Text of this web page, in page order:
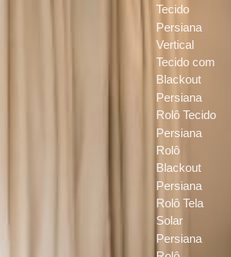
Tecido
Persiana
Vertical
Tecido com
Blackout
Persiana
Rolô Tecido
Persiana
Rolô
Blackout
Persiana
Rolô Tela
Solar
Persiana